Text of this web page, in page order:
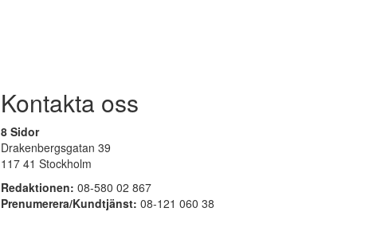
Kontakta oss
8 Sidor
Drakenbergsgatan 39
117 41 Stockholm
Redaktionen: 08-580 02 867
Prenumerera/Kundtjänst: 08-121 060 38